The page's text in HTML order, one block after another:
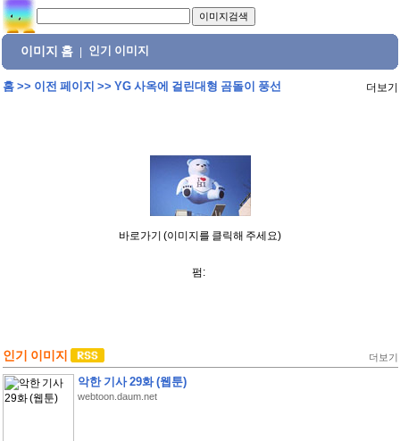
이미지 홈 인기 이미지
홈>> 이전 페이지 >> YG 사옥에 걸린대형 곰돌이 풍선 더보기
바로가기 (이미지를 클릭해 주세요)
펌:
인기 이미지 더보기
악한 기사 29화 (웹툰)
webtoon.daum.net